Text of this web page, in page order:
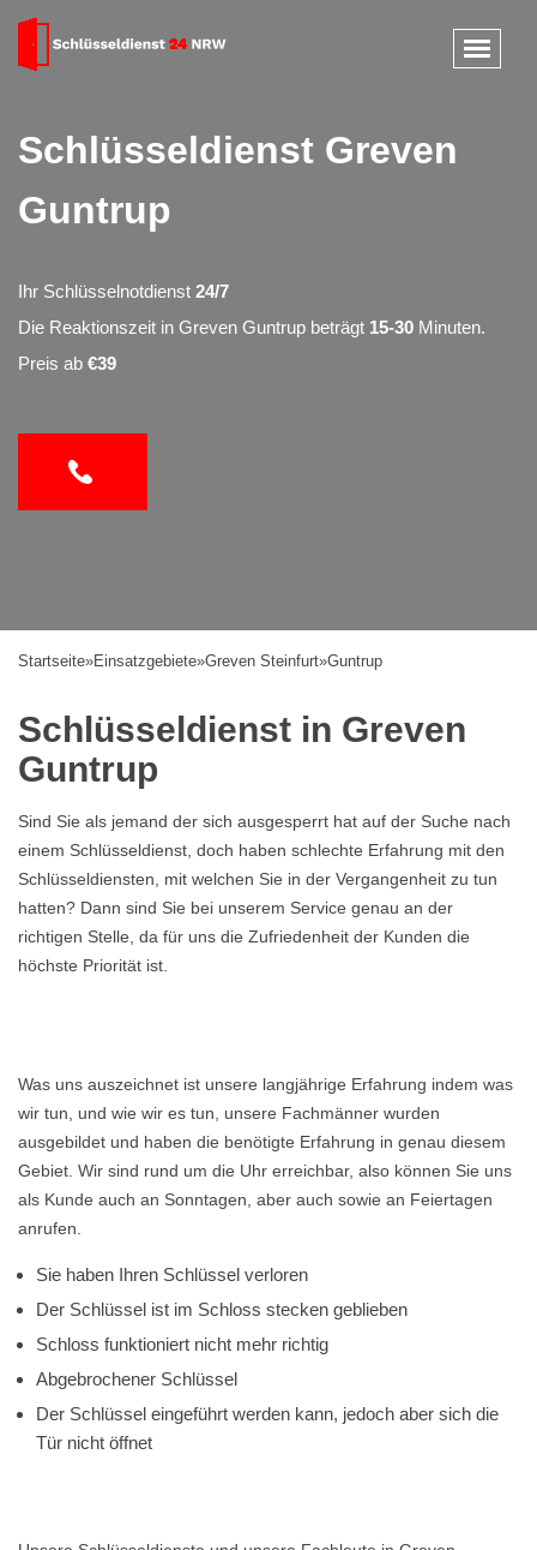
Schlüsseldienst Greven
Guntrup
Ihr Schlüsselnotdienst 24/7
Die Reaktionszeit in Greven Guntrup beträgt 15-30 Minuten.
Preis ab €39
Startseite»Einsatzgebiete»Greven Steinfurt»Guntrup
Schlüsseldienst in Greven
Guntrup
Sind Sie als jemand der sich ausgesperrt hat auf der Suche nach
einem Schlüsseldienst, doch haben schlechte Erfahrung mit den
Schlüsseldiensten, mit welchen Sie in der Vergangenheit zu tun
hatten? Dann sind Sie bei unserem Service genau an der
richtigen Stelle, da für uns die Zufriedenheit der Kunden die
höchste Priorität ist.
Was uns auszeichnet ist unsere langjährige Erfahrung indem was
wir tun, und wie wir es tun, unsere Fachmänner wurden
ausgebildet und haben die benötigte Erfahrung in genau diesem
Gebiet. Wir sind rund um die Uhr erreichbar, also können Sie uns
als Kunde auch an Sonntagen, aber auch sowie an Feiertagen
anrufen.
Sie haben Ihren Schlüssel verloren
Der Schlüssel ist im Schloss stecken geblieben
Schloss funktioniert nicht mehr richtig
Abgebrochener Schlüssel
Der Schlüssel eingeführt werden kann, jedoch aber sich die
Tür nicht öffnet